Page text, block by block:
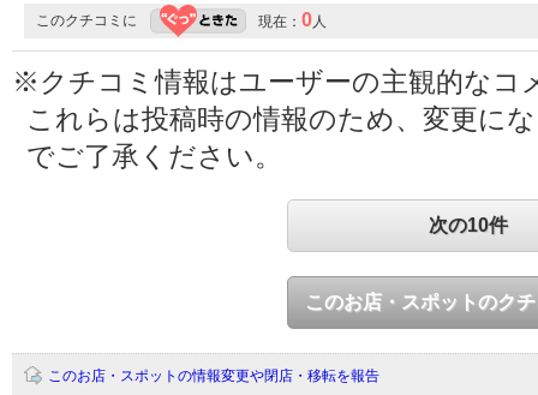
このクチコミに 現在： 0人
※クチコミ情報はユーザーの主観的なコ
これらは投稿時の情報のため、変更に
でご了承ください。
次の10件
このお店・スポットのク
このお店・スポットの情報変更や閉店・移転を報告